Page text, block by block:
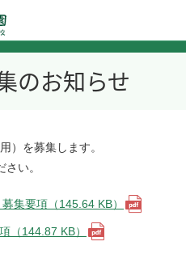
のお知らせ
）を募集します。
い。
集要項（145.64 KB）
（144.87 KB）